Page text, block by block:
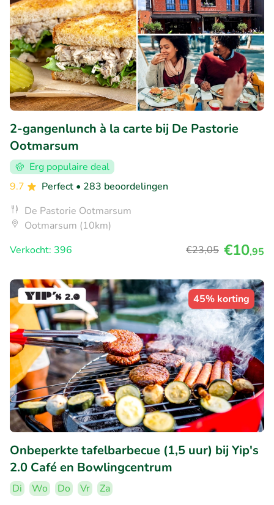
2-gangenlunch à la carte bij De Pastorie
Ootmarsum
Erg populaire deal
9.7
Perfect • 283 beoordelingen
De Pastorie Ootmarsum
Ootmarsum (10km)
Verkocht: 396
€23,05 €10,95
45% korting
Onbeperkte tafelbarbecue (1,5 uur) bij Yip's
2.0 Café en Bowlingcentrum
Di Wo Do Vr Za